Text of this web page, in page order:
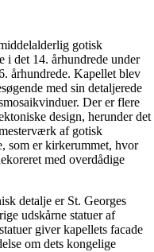
gotisk
i det 14. århundrede under
århundrede. Kapellet blev
med sin detaljerede
Der er flere
design, herunder det
af gotisk
som er kirkerummet, hvor
med overdådige
detalje er St. Georges
udskårne statuer af
giver kapellets facade
om dets kongelige